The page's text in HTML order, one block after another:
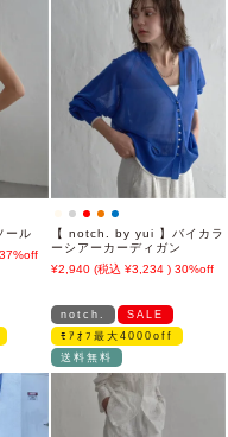
ール
37%off
【 notch. by yui 】バイカラ
ーシアーカーディガン
2,940
3,234 30%off
notch.
SALE
ﾓｱｵﾌ最大4000off
送料無料